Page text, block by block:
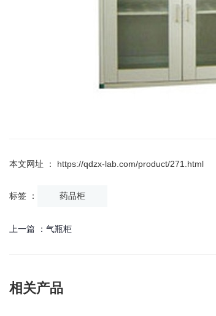
本文网址 ： https://qdzx-lab.com/product/271.html
标签 ： 药品柜
上一篇 ： 气瓶柜
相关产品